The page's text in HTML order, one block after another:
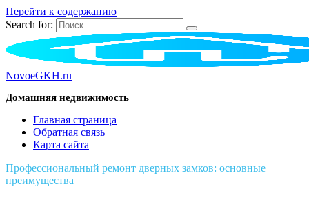
Перейти к содержанию
Search for:
NovoeGKH.ru
Домашняя недвижимость
Главная страница
Обратная связь
Карта сайта
Профессиональный ремонт дверных замков: основные
преимущества